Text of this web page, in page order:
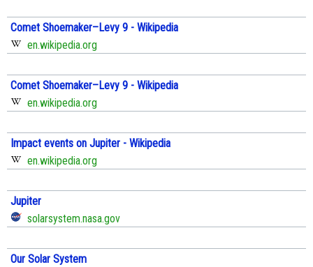
Comet Shoemaker–Levy 9 - Wikipedia
en.wikipedia.org
Comet Shoemaker–Levy 9 - Wikipedia
en.wikipedia.org
Impact events on Jupiter - Wikipedia
en.wikipedia.org
Jupiter
solarsystem.nasa.gov
Our Solar System